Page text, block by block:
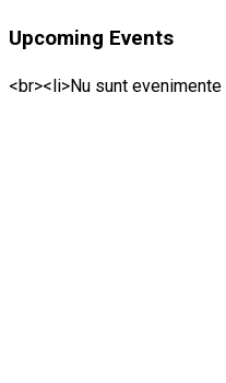
Upcoming Events
<br><li>Nu sunt